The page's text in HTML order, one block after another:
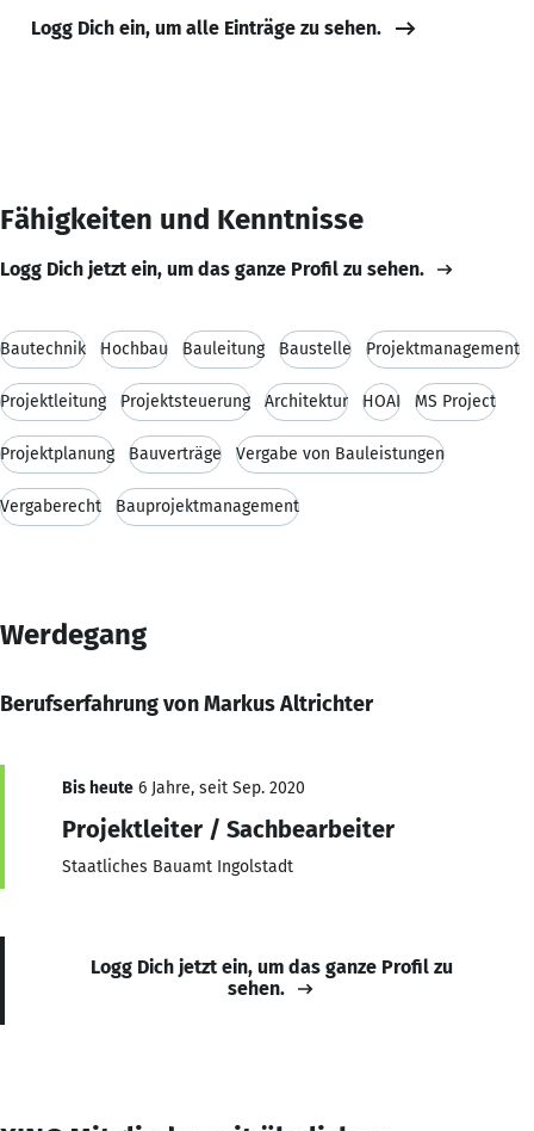
Logg Dich ein, um alle Einträge zu sehen.
Fähigkeiten und Kenntnisse
Logg Dich jetzt ein, um das ganze Profil zu sehen.
Bautechnik Hochbau Bauleitung Baustelle Projektmanagement
Projektleitung Projektsteuerung Architektur HOAI MS Project
Projektplanung Bauverträge Vergabe von Bauleistungen
Vergaberecht Bauprojektmanagement
Werdegang
Berufserfahrung von Markus Altrichter
Bis heute 6 Jahre, seit Sep. 2020
Projektleiter / Sachbearbeiter
Staatliches Bauamt Ingolstadt
Logg Dich jetzt ein, um das ganze Profil zu
sehen.